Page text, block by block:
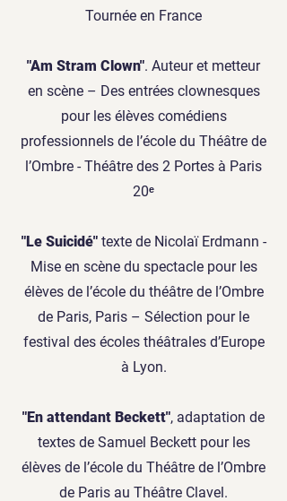
Tournée en France
"Am Stram Clown". Auteur et metteur
en scène – Des entrées clownesques
pour les élèves comédiens
professionnels de l’école du Théâtre de
l’Ombre - Théâtre des 2 Portes à Paris
20ᵉ
"Le Suicidé" texte de Nicolaï Erdmann -
Mise en scène du spectacle pour les
élèves de l’école du théâtre de l’Ombre
de Paris, Paris – Sélection pour le
festival des écoles théâtrales d’Europe
à Lyon.
"En attendant Beckett", adaptation de
textes de Samuel Beckett pour les
élèves de l’école du Théâtre de l’Ombre
de Paris au Théâtre Clavel.